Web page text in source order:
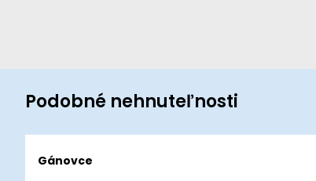
Podobné nehnuteľnosti
Gánovce